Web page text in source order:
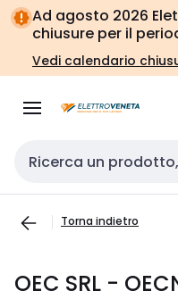
Vai alla
navigazione
Vai
alla
pagina
Ad agosto 2026
chiusure per il
Vedi calendario
Cerca input
Torna indietro
OEC SRL -